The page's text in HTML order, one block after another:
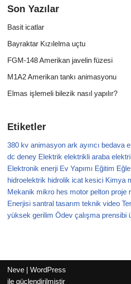
Son Yazılar
Basit icatlar
Bayraktar Kızılelma uçtu
FGM-148 Amerikan javelin füzesi
M1A2 Amerikan tankı animasyonu
Elmas işlemeli bilezik nasıl yapılır?
Etiketler
380 kv animasyon ark ayırıcı bedava
dc deney Elektrik elektrikli araba
Elektronik enerji Ev Yapımı Eğitim
hidroelektrik hidrolik icat kesici Kimya
Mekanik mikro hes motor pelton proje
Enerjisi santral tasarım teknik video
yüksek gerilim Ödev çalışma prensibi
Neve | WordPress
ile güçlendirilmiştir